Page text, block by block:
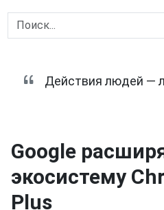
Действия людей —
Google
экосистему
Plus